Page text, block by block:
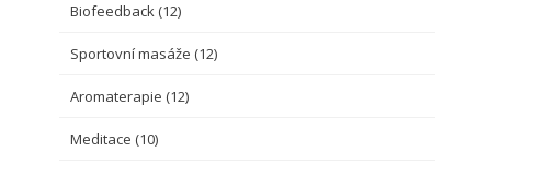
Biofeedback (12)
Sportovní masáže (12)
Aromaterapie (12)
Meditace (10)